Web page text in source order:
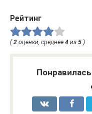
Рейтинг
(2 оценки, среднее 4 из 5 )